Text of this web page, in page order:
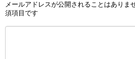
メールアドレスが公開されることはありませ
須項目です